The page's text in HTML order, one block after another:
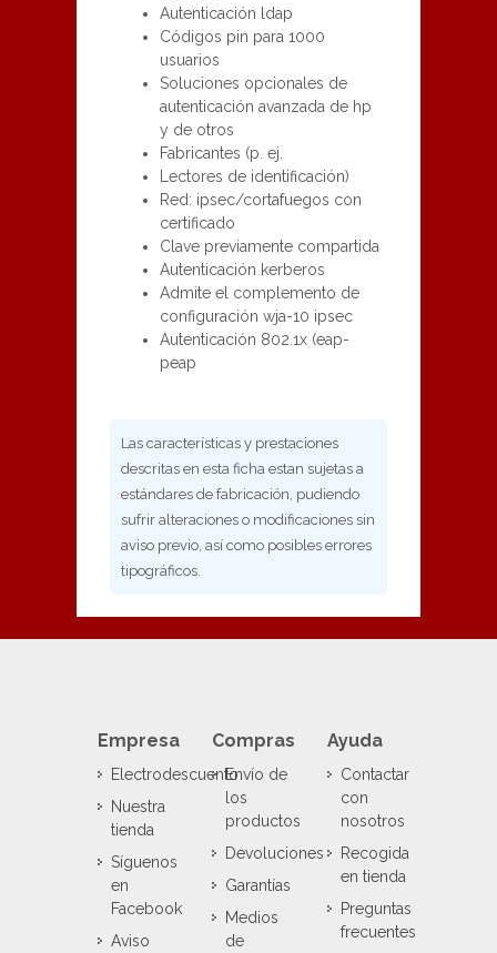
Autenticación ldap
Códigos pin para 1000
usuarios
Soluciones opcionales de
autenticación avanzada de hp
y de otros
Fabricantes (p. ej.
Lectores de identificación)
Red: ipsec/cortafuegos con
certificado
Clave previamente compartida
Autenticación kerberos
Admite el complemento de
configuración wja-10 ipsec
Autenticación 802.1x (eap-
peap
Las características y prestaciones
descritas en esta ficha estan sujetas a
estándares de fabricación, pudiendo
sufrir alteraciones o modificaciones sin
aviso previo, así como posibles errores
tipográficos.
Empresa
Electrodescuento
Nuestra
tienda
Síguenos
en
Facebook
Aviso
Compras
Envío de
los
productos
Devoluciones
Garantías
Medios
de
Ayuda
Contactar
con
nosotros
Recogida
en tienda
Preguntas
frecuentes